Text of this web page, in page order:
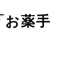
お薬手